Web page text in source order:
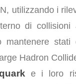
utilizzando i
di
mantenere
Hadron
e i loro